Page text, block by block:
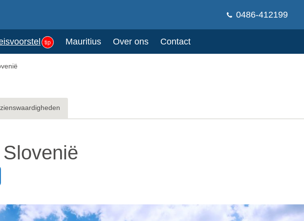
0486-412199
tip Mauritius Over ons Contact